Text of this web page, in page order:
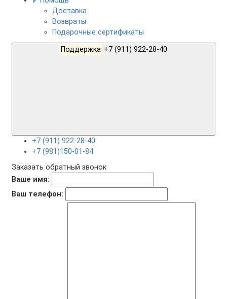
Доставка
Возвраты
Подарочные сертификаты
Поддержка
+7 (911) 922-28-40
+7 (981)150-01-84
Заказать обратный звонок
Ваше имя:
Ваш телефон: